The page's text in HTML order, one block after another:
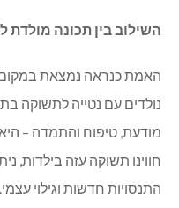
השילוב בין תכונה מולדת
האמת כנראה נמצאת
נולדים עם נטייה לתשוקה
מודעת, טיפוח והתמדה –
חווינו תשוקה עזה בילדות,
התנסויות חדשות וגילוי עצמי.